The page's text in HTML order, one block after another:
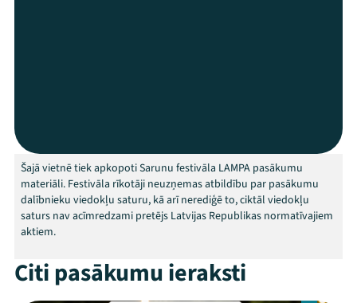
Festivāls
Programma
Viņi bija LAMPĀ 2026
Šajā vietnē tiek apkopoti Sarunu festivāla LAMPA pasākumu
materiāli. Festivāla rīkotāji neuzņemas atbildību par pasākumu
dalībnieku viedokļu saturu, kā arī nerediģē to, ciktāl viedokļu
saturs nav acīmredzami pretējs Latvijas Republikas normatīvajiem
aktiem.
Citi pasākumu ieraksti